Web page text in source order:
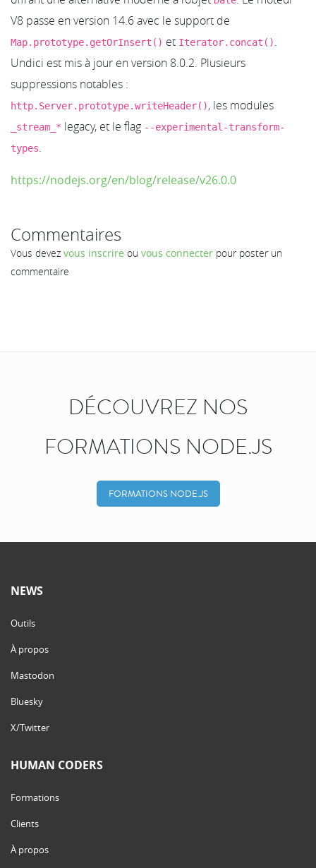
V8 passe en version 14.6 avec le support de
Map.prototype.getOrInsert() et Iterator.concat().
Undici est mis à jour en version 8.0.2. Plusieurs
suppressions notables :
http.Server.prototype.writeHeader(), les modules
_stream_* legacy, et le flag --experimental-transform-
types.
https://nodejs.org/en/blog/release/v26.0.0
Commentaires
Vous devez vous inscrire ou vous connecter pour poster un
commentaire
DÉCOUVREZ NOS
FORMATIONS NODE.JS
FORMATIONS NODE.JS
NEWS
Outils
À propos
Mastodon
Bluesky
X/Twitter
HUMAN CODERS
Formations
Clients
À propos